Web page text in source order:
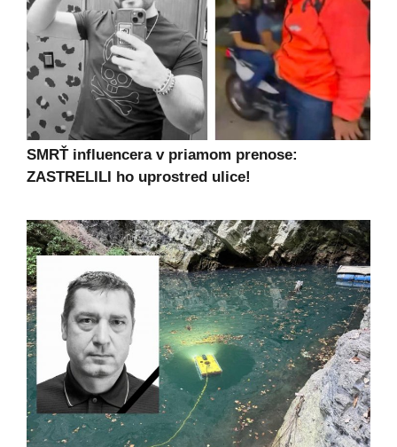
SMRŤ influencera v priamom prenose:
ZASTRELILI ho uprostred ulice!